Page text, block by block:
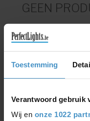
Toestemming
Verantwoord gebruik
Wij en onze 1022
GEEN